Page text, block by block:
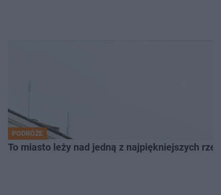
PODRÓŻE
To miasto leży nad jedną z najpiękniejszych